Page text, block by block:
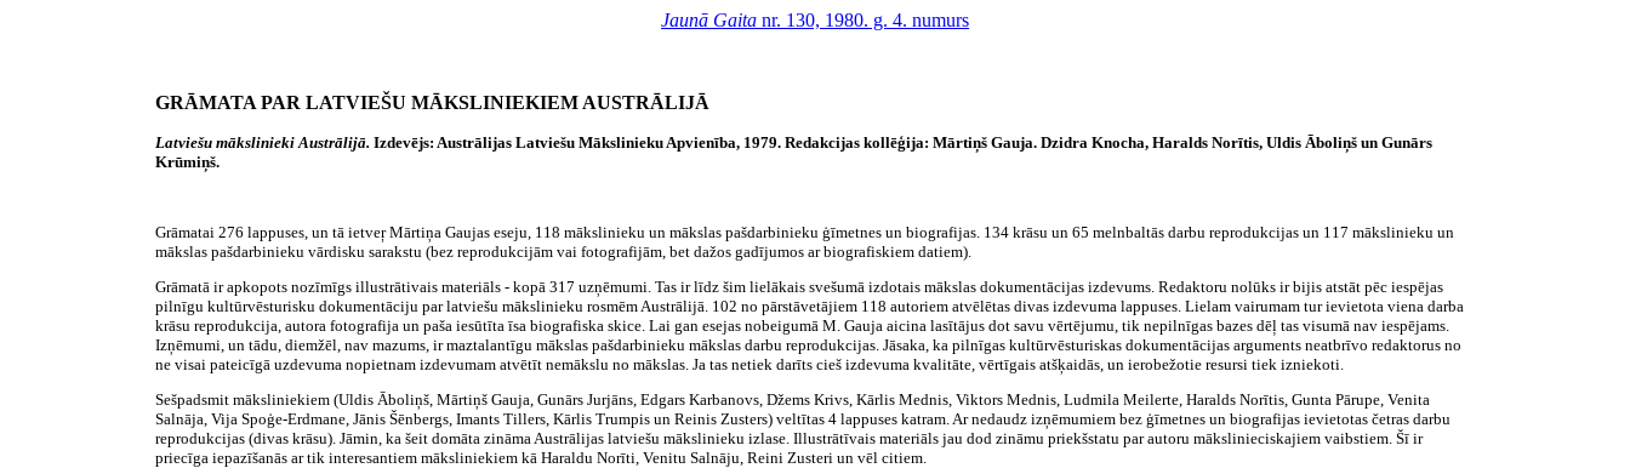
Jaunā Gaita nr. 130, 1980. g. 4. numurs
GRĀMATA PAR LATVIEŠU MĀKSLINIEKIEM AUSTRĀLIJĀ
Latviešu mākslinieki Austrālijā. Izdevējs: Austrālijas Latviešu Mākslinieku Apvienība, 1979. Redakcijas kollēģija: Mārtiņš Gauja. Dzidra Knocha, Haralds Norītis, Uldis Āboliņš un Gunārs
Krūmiņš.
Grāmatai 276 lappuses, un tā ietveŗ Mārtiņa Gaujas eseju, 118 mākslinieku un mākslas pašdarbinieku ģīmetnes un biografijas. 134 krāsu un 65 melnbaltās darbu reprodukcijas un 117 mākslinieku un
mākslas pašdarbinieku vārdisku sarakstu (bez reprodukcijām vai fotografijām, bet dažos gadījumos ar biografiskiem datiem).
Grāmatā ir apkopots nozīmīgs illustrātivais materiāls - kopā 317 uzņēmumi. Tas ir līdz šim lielākais svešumā izdotais mākslas dokumentācijas izdevums. Redaktoru nolūks ir bijis atstāt pēc iespējas
pilnīgu kultūrvēsturisku dokumentāciju par latviešu mākslinieku rosmēm Austrālijā. 102 no pārstāvetājiem 118 autoriem atvēlētas divas izdevuma lappuses. Lielam vairumam tur ievietota viena darba
krāsu reprodukcija, autora fotografija un paša iesūtīta īsa biografiska skice. Lai gan esejas nobeigumā M. Gauja aicina lasītājus dot savu vērtējumu, tik nepilnīgas bazes dēļ tas visumā nav iespējams.
Izņēmumi, un tādu, diemžēl, nav mazums, ir maztalantīgu mākslas pašdarbinieku mākslas darbu reprodukcijas. Jāsaka, ka pilnīgas kultūrvēsturiskas dokumentācijas arguments neatbrīvo redaktorus no
ne visai pateicīgā uzdevuma nopietnam izdevumam atvētīt nemākslu no mākslas. Ja tas netiek darīts cieš izdevuma kvalitāte, vērtīgais atšķaidās, un ierobežotie resursi tiek izniekoti.
Sešpadsmit māksliniekiem (Uldis Āboliņš, Mārtiņš Gauja, Gunārs Jurjāns, Edgars Karbanovs, Džems Krivs, Kārlis Mednis, Viktors Mednis, Ludmila Meilerte, Haralds Norītis, Gunta Pārupe, Venita
Salnāja, Vija Spoģe-Erdmane, Jānis Šēnbergs, Imants Tillers, Kārlis Trumpis un Reinis Zusters) veltītas 4 lappuses katram. Ar nedaudz izņēmumiem bez ģīmetnes un biografijas ievietotas četras darbu
reprodukcijas (divas krāsu). Jāmin, ka šeit domāta zināma Austrālijas latviešu mākslinieku izlase. Illustrātīvais materiāls jau dod zināmu priekšstatu par autoru mākslinieciskajiem vaibstiem. Šī ir
priecīga iepazīšanās ar tik interesantiem māksliniekiem kā Haraldu Norīti, Venitu Salnāju, Reini Zusteri un vēl citiem.